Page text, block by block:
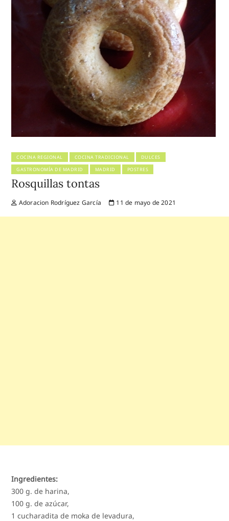
COCINA REGIONAL COCINA TRADICIONAL
DULCES
GASTRONOMÍA DE MADRID
MADRID POSTRES
Rosquillas tontas
Adoracion Rodríguez García 11 de mayo de 2021
Ingredientes:
300 g. de harina,
100 g. de azúcar,
1 cucharadita de moka de levadura,